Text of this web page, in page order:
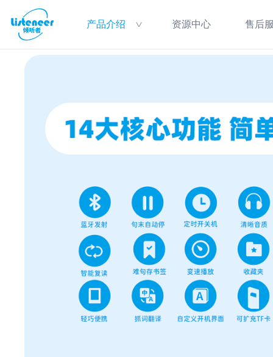
产品介绍 资源中心 售后